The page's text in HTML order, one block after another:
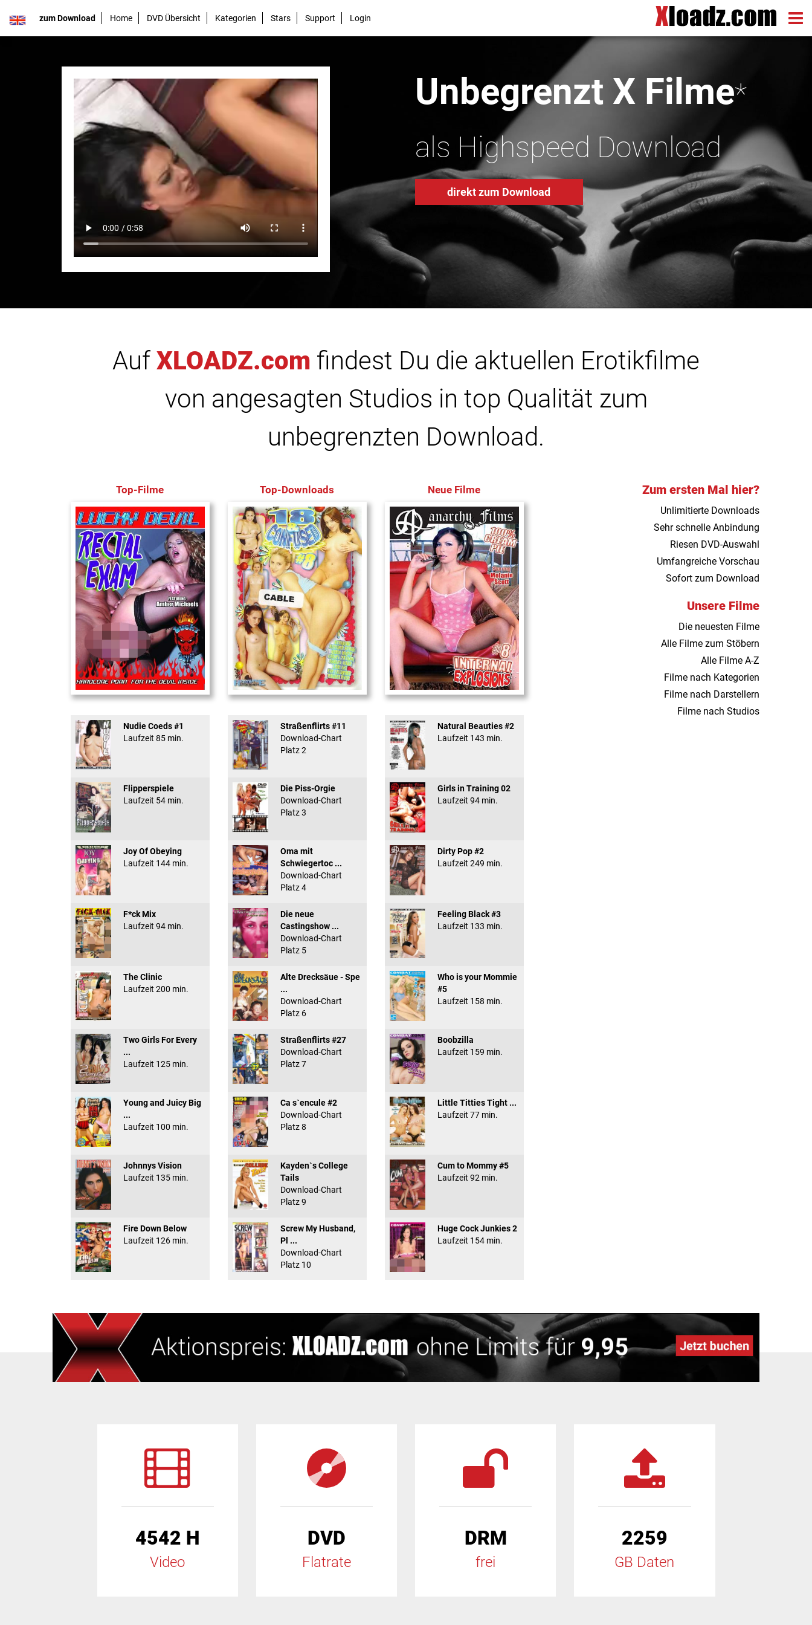
zum Download Home DVD Übersicht Kategorien Stars Support Login
Unbegrenzt X Filme*
als Highspeed Download
direkt zum Download
Auf XLOADZ.com findest Du die aktuellen Erotikfilme
von angesagten Studios in top Qualität zum
unbegrenzten Download.
Top-Filme
Rectal Exam
Nudie Coeds #1
Laufzeit 85 min.
Flipperspiele
Laufzeit 54 min.
Joy Of Obeying
Laufzeit 144 min.
F*ck Mix
Laufzeit 94 min.
The Clinic
Laufzeit 200 min.
Two Girls For Every
...
Laufzeit 125 min.
Young and Juicy Big
...
Laufzeit 100 min.
Johnnys Vision
Laufzeit 135 min.
Fire Down Below
Laufzeit 126 min.
Top-Downloads
18 And Confused #8 - ...
Straßenflirts #11
Download-Chart
Platz 2
Die Piss-Orgie
Download-Chart
Platz 3
Oma mit
Schwiegertoc ...
Download-Chart
Platz 4
Die neue
Castingshow ...
Download-Chart
Platz 5
Alte Drecksäue - Spe
...
Download-Chart
Platz 6
Straßenflirts #27
Download-Chart
Platz 7
Ca s`encule #2
Download-Chart
Platz 8
Kayden`s College
Tails
Download-Chart
Platz 9
Screw My Husband,
Pl ...
Download-Chart
Platz 10
Neue Filme
Internal Explosionen
Natural Beauties #2
Laufzeit 143 min.
Girls in Training 02
Laufzeit 94 min.
Dirty Pop #2
Laufzeit 249 min.
Feeling Black #3
Laufzeit 133 min.
Who is your Mommie
#5
Laufzeit 158 min.
Boobzilla
Laufzeit 159 min.
Little Titties Tight ...
Laufzeit 77 min.
Cum to Mommy #5
Laufzeit 92 min.
Huge Cock Junkies 2
Laufzeit 154 min.
Zum ersten Mal hier?
Unlimitierte Downloads
Sehr schnelle Anbindung
Riesen DVD-Auswahl
Umfangreiche Vorschau
Sofort zum Download
Unsere Filme
Die neuesten Filme
Alle Filme zum Stöbern
Alle Filme A-Z
Filme nach Kategorien
Filme nach Darstellern
Filme nach Studios
4542 H
Video
DVD
Flatrate
DRM
frei
2259
GB Daten